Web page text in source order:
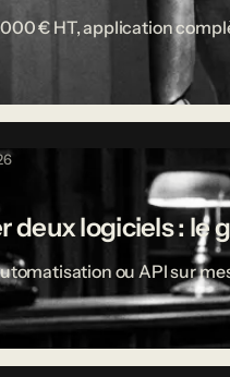
€ HT, application
deux logiciels : le
ou API sur